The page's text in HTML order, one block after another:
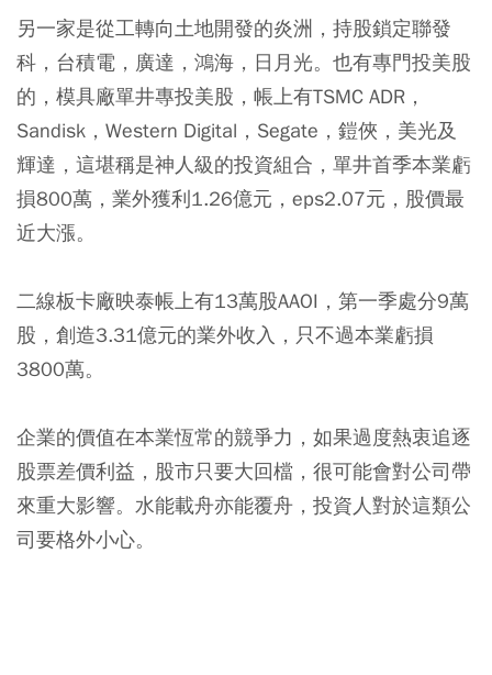
另一家是從工轉向土地開發的炎洲，持股鎖定聯發
科，台積電，廣達，鴻海，日月光。也有專門投美股
的，模具廠單井專投美股，帳上有TSMC ADR，
Sandisk，Western Digital，Segate，鎧俠，美光及
輝達，這堪稱是神人級的投資組合，單井首季本業虧
損800萬，業外獲利1.26億元，eps2.07元，股價最
近大漲。
二線板卡廠映泰帳上有13萬股AAOI，第一季處分9萬
股，創造3.31億元的業外收入，只不過本業虧損
3800萬。
企業的價值在本業恆常的競爭力，如果過度熱衷追逐
股票差價利益，股市只要大回檔，很可能會對公司帶
來重大影響。水能載舟亦能覆舟，投資人對於這類公
司要格外小心。